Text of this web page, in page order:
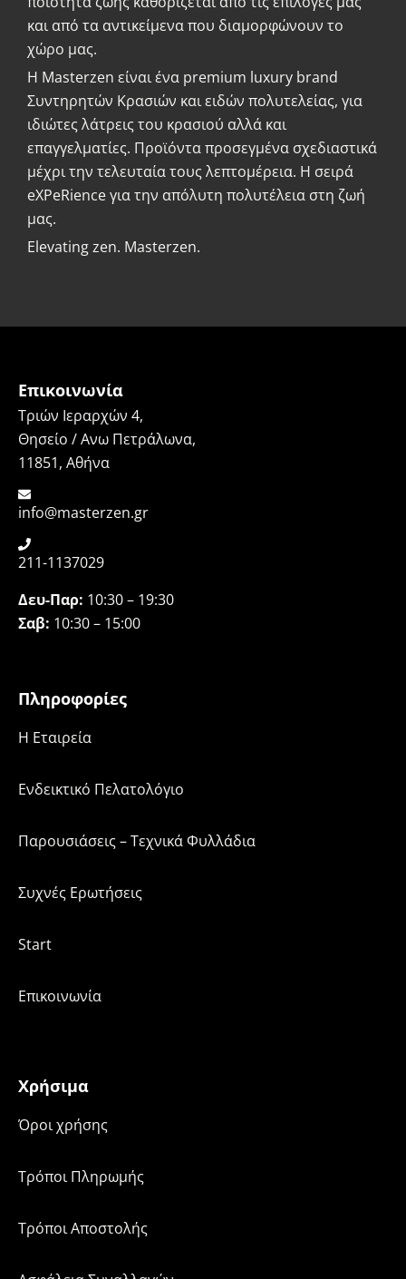
και από τα αντικείμενα που διαμορφώνουν το
χώρο μας.
Η Masterzen είναι ένα premium luxury brand
Συντηρητών Κρασιών και ειδών πολυτελείας, για
ιδιώτες λάτρεις του κρασιού αλλά και
επαγγελματίες. Προϊόντα προσεγμένα σχεδιαστικά
μέχρι την τελευταία τους λεπτομέρεια. Η σειρά
eXPeRience για την απόλυτη πολυτέλεια στη ζωή
μας.
Elevating zen. Masterzen.
Επικοινωνία
Τριών Ιεραρχών 4,
Θησείο / Ανω Πετράλωνα,
11851, Αθήνα
info@masterzen.gr
211-1137029
Δευ-Παρ: 10:30 – 19:30
Σαβ: 10:30 – 15:00
Πληροφορίες
H Εταιρεία
Ενδεικτικό Πελατολόγιο
Παρουσιάσεις – Τεχνικά Φυλλάδια
Συχνές Ερωτήσεις
Start
Επικοινωνία
Χρήσιμα
Όροι χρήσης
Τρόποι Πληρωμής
Τρόποι Αποστολής